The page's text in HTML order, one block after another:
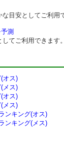
目安としてご利用
測
てご利用できます。
オス)
メス)
オス)
メス)
ンキング(オス)
ンキング(メス)